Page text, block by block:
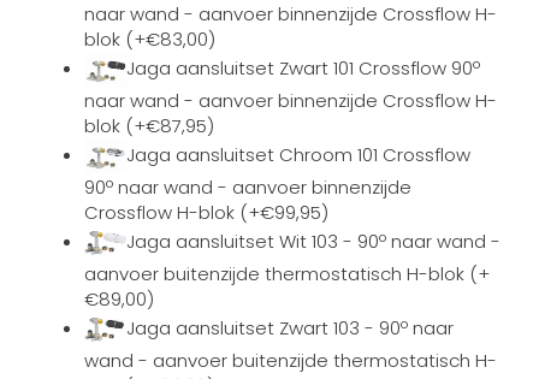
naar wand - aanvoer binnenzijde Crossflow H-
blok (+€83,00)
Jaga aansluitset Zwart 101 Crossflow 90º
naar wand - aanvoer binnenzijde Crossflow H-
blok (+€87,95)
Jaga aansluitset Chroom 101 Crossflow
90º naar wand - aanvoer binnenzijde
Crossflow H-blok (+€99,95)
Jaga aansluitset Wit 103 - 90º naar wand -
aanvoer buitenzijde thermostatisch H-blok (+
€89,00)
Jaga aansluitset Zwart 103 - 90º naar
wand - aanvoer buitenzijde thermostatisch H-